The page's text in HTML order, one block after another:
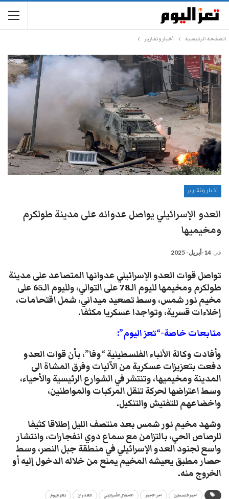
الصفحة الرئيسية أخبار وتقارير
أخبار وتقارير
العدو الإسرائيلي يواصل عدوانه على مدينة طولكرم
ومخيميها
في 14-أبريل- 2025
تواصل قوات العدو الإسرائيلي عدوانها المتصاعد على مدينة
طولكرم ومخيمها لليوم الـ78 على التوالي، ولليوم الـ65 على
مخيم نور شمس، وسط تصعيد ميداني، شمل اقتحامات،
إخلاءات قسرية، وتواجدا عسكريا مكثفا.
متابعات خاصة-“تعز اليوم”:
وأفادت وكالة الأنباء الفلسطينية “وفا”، بأن قوات العدو
دفعت بتعزيزات عسكرية من الآليات وفرق المشاة الى
المدينة ومخيميها، وتنتشر في الشوارع الرئيسية والأحياء،
وسط اعتراضها لحركة تنقل المركبات والمواطنين،
واخضاعهم للتفتيش والتنكيل.
وشهد مخيم نور شمس بعد منتصف الليل إطلاقا كثيفا
للرصاص الحي، بالتزامن مع سماع دوي انفجارات، وانتشار
واسع لجنود العدو الإسرائيلي في منطقة جبل النصر، وسط
حصار مطبق يعيشه المخيم يمنع من خلاله الدخول إليه أو
الخروج منه.
اخبار فلسطين اخر الاخبار الاحتلال الأسرائيلي العدوان تعز اليوم